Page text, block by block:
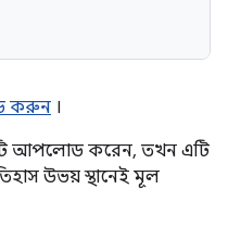
করুন ।
আপলোড করেন, তখন এটি
উভয় স্থানেই মূল